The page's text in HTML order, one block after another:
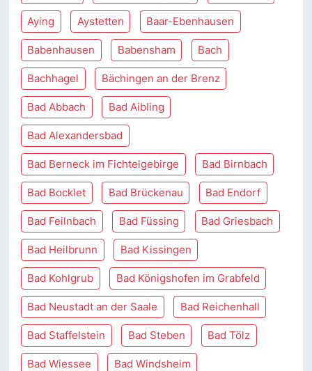
Aying Aystetten Baar-Ebenhausen
Babenhausen Babensham Bach
Bachhagel Bächingen an der Brenz
Bad Abbach Bad Aibling
Bad Alexandersbad
Bad Berneck im Fichtelgebirge Bad Birnbach
Bad Bocklet Bad Brückenau Bad Endorf
Bad Feilnbach Bad Füssing Bad Griesbach
Bad Heilbrunn Bad Kissingen
Bad Kohlgrub Bad Königshofen im Grabfeld
Bad Neustadt an der Saale Bad Reichenhall
Bad Staffelstein Bad Steben Bad Tölz
Bad Wiessee Bad Windsheim